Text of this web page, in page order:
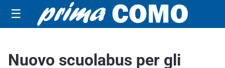
☰
Nuovo scuolabus per gli